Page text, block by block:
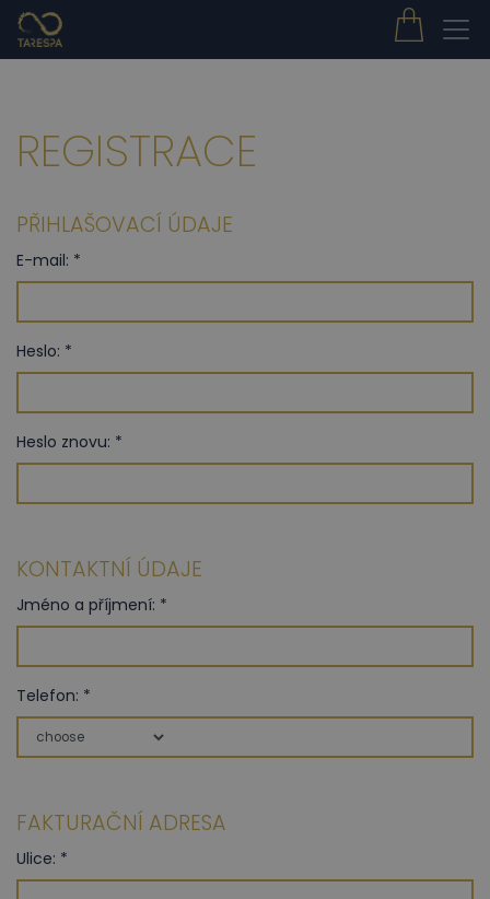
REGISTRACE
PŘIHLAŠOVACÍ ÚDAJE
E-mail: *
Heslo: *
Heslo znovu: *
KONTAKTNÍ ÚDAJE
Jméno a příjmení: *
Telefon: *
FAKTURAČNÍ ADRESA
Ulice: *